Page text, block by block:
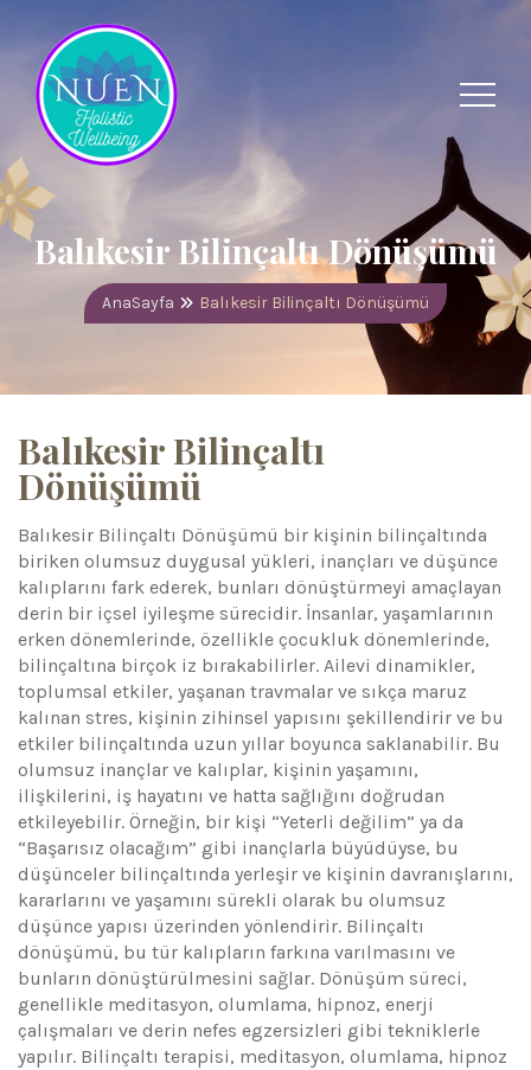
Balıkesir Bilinçaltı Dönüşümü
AnaSayfa Balıkesir Bilinçaltı Dönüşümü
Balıkesir Bilinçaltı
Dönüşümü
Balıkesir Bilinçaltı Dönüşümü bir kişinin bilinçaltında
biriken olumsuz duygusal yükleri, inançları ve düşünce
kalıplarını fark ederek, bunları dönüştürmeyi amaçlayan
derin bir içsel iyileşme sürecidir. İnsanlar, yaşamlarının
erken dönemlerinde, özellikle çocukluk dönemlerinde,
bilinçaltına birçok iz bırakabilirler. Ailevi dinamikler,
toplumsal etkiler, yaşanan travmalar ve sıkça maruz
kalınan stres, kişinin zihinsel yapısını şekillendirir ve bu
etkiler bilinçaltında uzun yıllar boyunca saklanabilir. Bu
olumsuz inançlar ve kalıplar, kişinin yaşamını,
ilişkilerini, iş hayatını ve hatta sağlığını doğrudan
etkileyebilir. Örneğin, bir kişi “Yeterli değilim” ya da
“Başarısız olacağım” gibi inançlarla büyüdüyse, bu
düşünceler bilinçaltında yerleşir ve kişinin davranışlarını,
kararlarını ve yaşamını sürekli olarak bu olumsuz
düşünce yapısı üzerinden yönlendirir. Bilinçaltı
dönüşümü, bu tür kalıpların farkına varılmasını ve
bunların dönüştürülmesini sağlar. Dönüşüm süreci,
genellikle meditasyon, olumlama, hipnoz, enerji
çalışmaları ve derin nefes egzersizleri gibi tekniklerle
yapılır. Bilinçaltı terapisi, meditasyon, olumlama, hipnoz